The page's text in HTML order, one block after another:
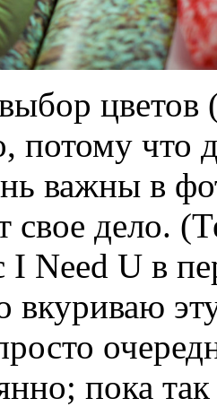
цветов
потому что
важны в
свое дело.
I Need U в
вкуриваю
пока